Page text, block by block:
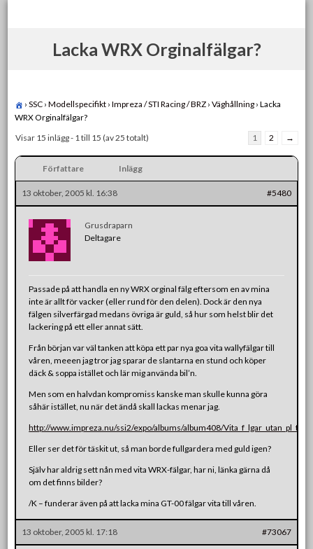
Lacka WRX Orginalfälgar?
› SSC › Modellspecifikt › Impreza / STI Racing / BRZ › Väghållning › Lacka
WRX Orginalfälgar?
Visar 15 inlägg - 1 till 15 (av 25 totalt)
1 2 →
Författare Inlägg
13 oktober, 2005 kl. 16:38 #5480
Grusdraparn
Deltagare
Passade på att handla en ny WRX orginal fälg eftersom en av mina
inte är allt för vacker (eller rund för den delen). Dock är den nya
fälgen silverfärgad medans övriga är guld, så hur som helst blir det
lackering på ett eller annat sätt.
Från början var väl tanken att köpa ett par nya goa vita wallyfälgar till
våren, meeen jag tror jag sparar de slantarna en stund och köper
däck & soppa istället och lär mig använda bil’n.
Men som en halvdan kompromiss kanske man skulle kunna göra
såhär istället, nu när det ändå skall lackas menar jag.
http://www.impreza.nu/ssi2/expo/albums/album408/
Eller ser det för täskit ut, så man borde fullgardera med guld igen?
Själv har aldrig sett nån med vita WRX-fälgar, har ni, länka gärna då
om det finns bilder?
/K – funderar även på att lacka mina GT-00 fälgar vita till våren.
13 oktober, 2005 kl. 17:18 #73067